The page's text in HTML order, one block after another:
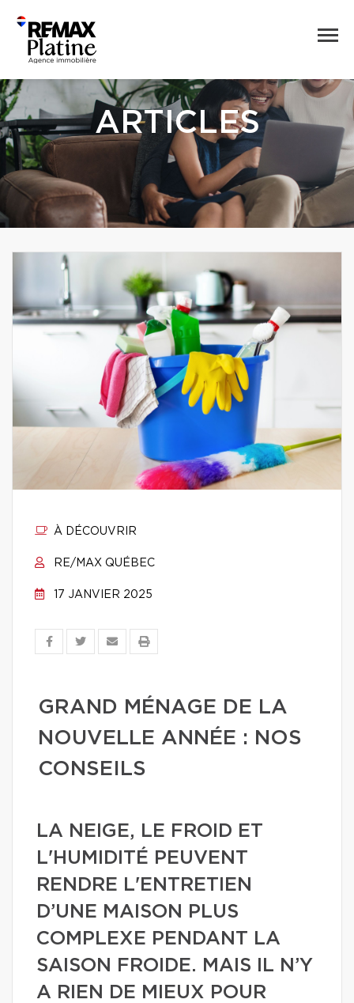
ARTICLES
À DÉCOUVRIR
RE/MAX QUÉBEC
17 JANVIER 2025
GRAND MÉNAGE DE LA
NOUVELLE ANNÉE : NOS
CONSEILS
LA NEIGE, LE FROID ET
L'HUMIDITÉ PEUVENT
RENDRE L'ENTRETIEN
D’UNE MAISON PLUS
COMPLEXE PENDANT LA
SAISON FROIDE. MAIS IL N’Y
A RIEN DE MIEUX POUR